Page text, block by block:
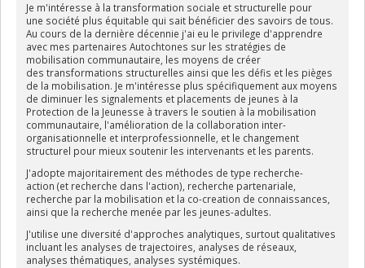
Je m'intéresse à la transformation sociale et structurelle pour
une société plus équitable qui sait bénéficier des savoirs de tous.
Au cours de la dernière décennie j'ai eu le privilege d'apprendre
avec mes partenaires Autochtones sur les stratégies de
mobilisation communautaire, les moyens de créer
des transformations structurelles ainsi que les défis et les pièges
de la mobilisation. Je m'intéresse plus spécifiquement aux moyens
de diminuer les signalements et placements de jeunes à la
Protection de la Jeunesse à travers le soutien à la mobilisation
communautaire, l'amélioration de la collaboration inter-
organisationnelle et interprofessionnelle, et le changement
structurel pour mieux soutenir les intervenants et les parents.
J'adopte majoritairement des méthodes de type recherche-
action (et recherche dans l'action), recherche partenariale,
recherche par la mobilisation et la co-creation de connaissances,
ainsi que la recherche menée par les jeunes-adultes.
J'utilise une diversité d'approches analytiques, surtout qualitatives
incluant les analyses de trajectoires, analyses de réseaux,
analyses thématiques, analyses systémiques.